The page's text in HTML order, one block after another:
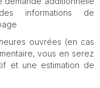
informations de
ouvrées (en cas
vous en serez
et une estimation de